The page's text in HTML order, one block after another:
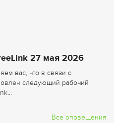
27 мая 2026
вас, что в связи с
следующий рабочий
Все оповещения